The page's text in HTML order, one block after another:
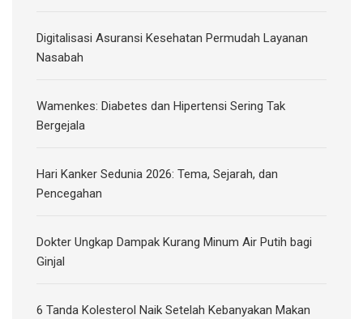
Digitalisasi Asuransi Kesehatan Permudah Layanan
Nasabah
Wamenkes: Diabetes dan Hipertensi Sering Tak
Bergejala
Hari Kanker Sedunia 2026: Tema, Sejarah, dan
Pencegahan
Dokter Ungkap Dampak Kurang Minum Air Putih bagi
Ginjal
6 Tanda Kolesterol Naik Setelah Kebanyakan Makan